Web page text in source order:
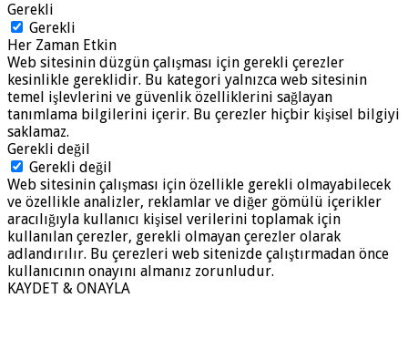
Gerekli
Gerekli
Her Zaman Etkin
Web sitesinin düzgün çalışması için gerekli çerezler
kesinlikle gereklidir. Bu kategori yalnızca web sitesinin
temel işlevlerini ve güvenlik özelliklerini sağlayan
tanımlama bilgilerini içerir. Bu çerezler hiçbir kişisel bilgiyi
saklamaz.
Gerekli değil
Gerekli değil
Web sitesinin çalışması için özellikle gerekli olmayabilecek
ve özellikle analizler, reklamlar ve diğer gömülü içerikler
aracılığıyla kullanıcı kişisel verilerini toplamak için
kullanılan çerezler, gerekli olmayan çerezler olarak
adlandırılır. Bu çerezleri web sitenizde çalıştırmadan önce
kullanıcının onayını almanız zorunludur.
KAYDET & ONAYLA